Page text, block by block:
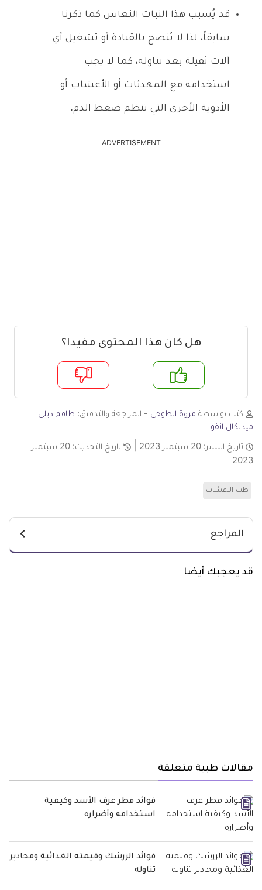
قد يُسبب هذا النبات النعاس كما ذكرنا
سابقاً، لذا لا يُنصح بالقيادة أو تشغيل أي
آلات ثقيلة بعد تناوله، كما لا يجب
استخدامه مع المهدئات أو الأعشاب أو
الأدوية الأخرى التي تنظم ضغط الدم.
ADVERTISEMENT
هل كان هذا المحتوى مفيدا؟
لا
كتب بواسطة مروة الطوخي - المراجعة والتدقيق: طاقم ديلي
ميديكال انفو
تاريخ النشر: 20 سبتمبر 2023 تاريخ التحديث:
20 سبتمبر
2023
طب الاعشاب
المراجع
قد يعجبك أيضا
مقالات طبية متعلقة
فوائد فطر عرف الأسد وكيفية
استخدامه وأضراره
فوائد الزرشك وقيمته الغذائية ومحاذير
تناوله